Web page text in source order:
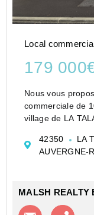
Local
179
Nous vous
commerciale de
village de LA
vos besoins.
Local
42350 LA
AUVERGNE-
MALSH REALTY
Contacter